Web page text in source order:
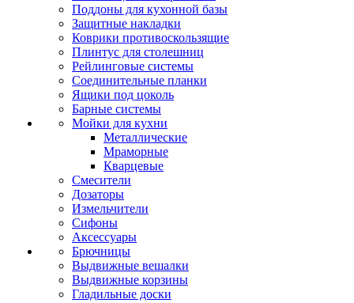
Поддоны для кухонной базы
Защитные накладки
Коврики противоскользящие
Плинтус для столешниц
Рейлинговые системы
Соединительные планки
Ящики под цоколь
Барные системы
Мойки для кухни
Металлические
Мраморные
Кварцевые
Смесители
Дозаторы
Измельчители
Сифоны
Аксессуары
Брючницы
Выдвижные вешалки
Выдвижные корзины
Гладильные доски